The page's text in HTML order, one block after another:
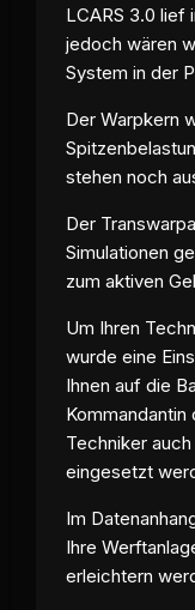
LCARS 3.0 lief
jedoch wären
System in der
Der Warpkern
stehen noch
Der
Simulationen
zum aktiven
Um Ihren
wurde eine
Ihnen auf die
Techniker
eingesetzt
Im
Ihre
erleichtern